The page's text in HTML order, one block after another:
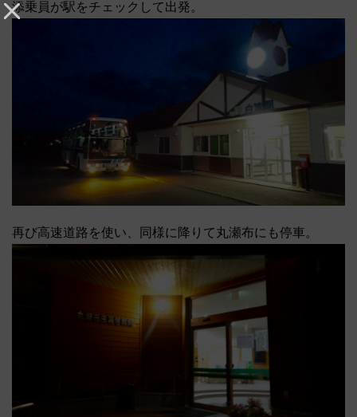
添乗員が駅をチェックして出発。
再び高速道路を使い、同様に降りて丸瀬布にも停車。